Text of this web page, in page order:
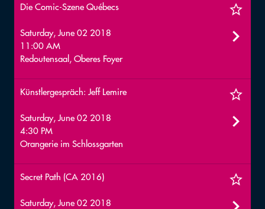
Die Comic-Szene Québecs
Saturday, June 02 2018
11:00 AM
Redoutensaal, Oberes Foyer
Künstlergespräch: Jeff Lemire
Saturday, June 02 2018
4:30 PM
Orangerie im Schlossgarten
Secret Path (CA 2016)
Saturday, June 02 2018